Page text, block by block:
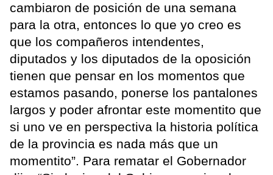
cambiaron de posición de una semana
para la otra, entonces lo que yo creo es
que los compañeros intendentes,
diputados y los diputados de la oposición
tienen que pensar en los momentos que
estamos pasando, ponerse los pantalones
largos y poder afrontar este momentito que
si uno ve en perspectiva la historia política
de la provincia es nada más que un
momentito”. Para rematar el Gobernador